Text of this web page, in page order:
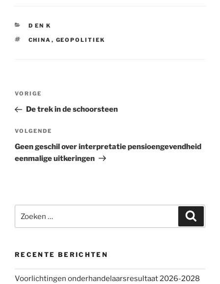
CATEGORIEËN
D EN K
TAGS
CHINA , GEOPOLITIEK
Bericht
Vorig
bericht
VORIGE
De trek in de schoorsteen
Volgend
bericht
VOLGENDE
Geen geschil over interpretatie pensioengevendheid
eenmalige uitkeringen
naar:
RECENTE BERICHTEN
Voorlichtingen onderhandelaarsresultaat 2026-2028